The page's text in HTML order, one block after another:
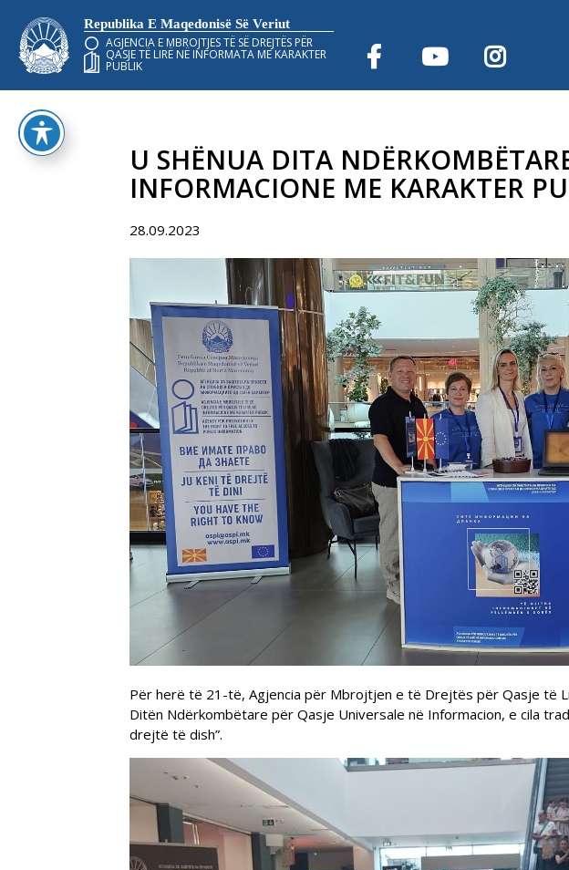
Republika E Maqedonisë Së Veriut
AGJENCIA E MBROJTJES TË SË DREJTËS PËR
QASJE TË LIRË NË INFORMATA ME KARAKTER
PUBLIK
U SHËNUA DITA
INFORMACIONE ME KARAKTER
28.09.2023
Për herë të 21-të, Agjencia për Mbrojtjen e të Drejtës për Qasje të
Ditën Ndërkombëtare për Qasje Universale në Informacion, e cila
drejtë të dish”.